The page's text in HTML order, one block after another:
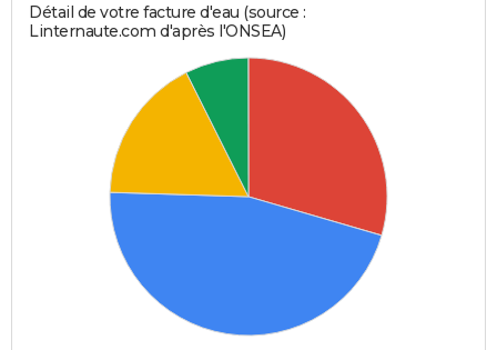
Détail de votre facture d'eau (source :
Linternaute.com d'après l'ONSEA)